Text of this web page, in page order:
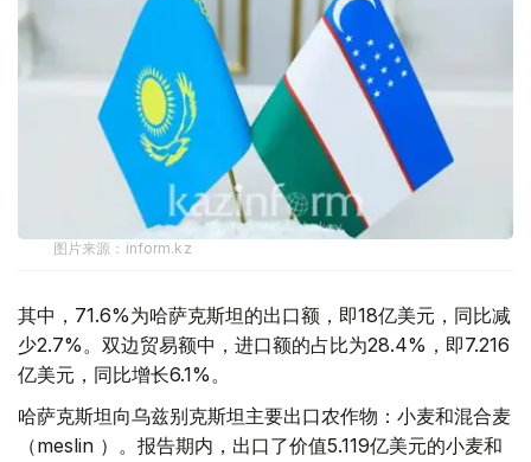
图片来源：inform.kz
其中，71.6%为哈萨克斯坦的出口额，即18亿美元，同比减
少2.7%。双边贸易额中，进口额的占比为28.4%，即7.216
亿美元，同比增长6.1%。
哈萨克斯坦向乌兹别克斯坦主要出口农作物：小麦和混合麦
（meslin ）。报告期内，出口了价值5.119亿美元的小麦和